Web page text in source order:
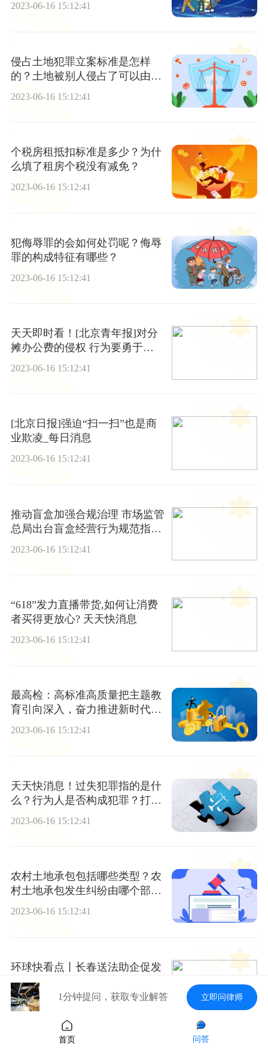
2023-06-16 15:12:41
侵占土地犯罪立案标准是怎样
的？土地被别人侵占了可以由当
2023-06-16 15:12:41
个税房租抵扣标准是多少？为什
么填了租房个税没有减免？
2023-06-16 15:12:41
犯侮辱罪的会如何处罚呢？侮辱
罪的构成特征有哪些？
2023-06-16 15:12:41
天天即时看！[北京青年报]对分
摊办公费的侵权 行为要勇于
2023-06-16 15:12:41
[北京日报]强迫“扫一扫”也是商
业欺凌_每日消息
2023-06-16 15:12:41
推动盲盒加强合规治理 市场监管
总局出台盲盒经营行为规范指引
2023-06-16 15:12:41
“618”发力直播带货,如何让消费
者买得更放心? 天天快消息
2023-06-16 15:12:41
最高检：高标准高质量把主题教
育引向深入，奋力推进新时代检
察政治工作现代化|全球视点
2023-06-16 15:12:41
天天快消息！过失犯罪指的是什
么？行为人是否构成犯罪？打架
2023-06-16 15:12:41
农村土地承包包括哪些类型？农
村土地承包发生纠纷由哪个部门
管？_环球快看
2023-06-16 15:12:41
环球快看点丨长春送法助企促发
展，普法惠民暖人心
2023-06-16 15:12:41
1分钟提问，获取专业解答 立即问律师
首页 问答